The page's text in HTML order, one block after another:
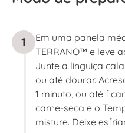
1
Em uma panela
TERRANO™ e leve
Junte a linguiça
ou até dourar.
1 minuto, ou até
carne-seca e o
misture. Deixe